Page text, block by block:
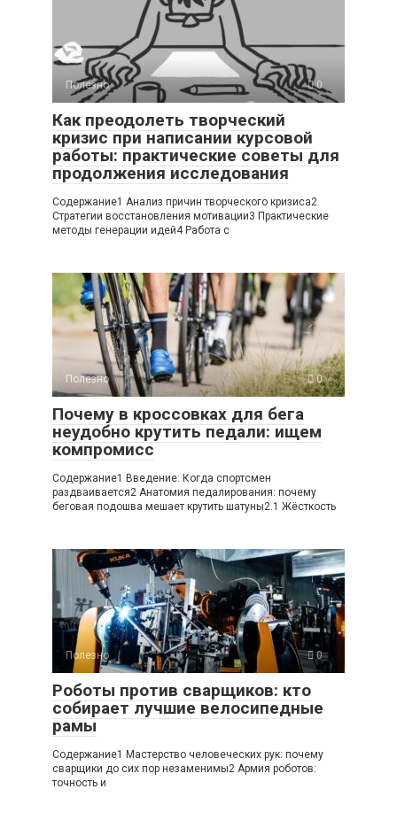
Полезно 0
Как преодолеть творческий
кризис при написании курсовой
работы: практические советы для
продолжения исследования
Содержание1 Анализ причин творческого кризиса2
Стратегии восстановления мотивации3 Практические
методы генерации идей4 Работа с
Полезно 0
Почему в кроссовках для бега
неудобно крутить педали: ищем
компромисс
Содержание1 Введение: Когда спортсмен
раздваивается2 Анатомия педалирования: почему
беговая подошва мешает крутить шатуны2.1 Жёсткость
Полезно 0
Роботы против сварщиков: кто
собирает лучшие велосипедные
рамы
Содержание1 Мастерство человеческих рук: почему
сварщики до сих пор незаменимы2 Армия роботов:
точность и